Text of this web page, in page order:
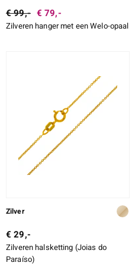
€ 99,- € 79,-
Zilveren hanger met een Welo-opaal
Zilver
€ 29,-
Zilveren halsketting (Joias do
Paraíso)